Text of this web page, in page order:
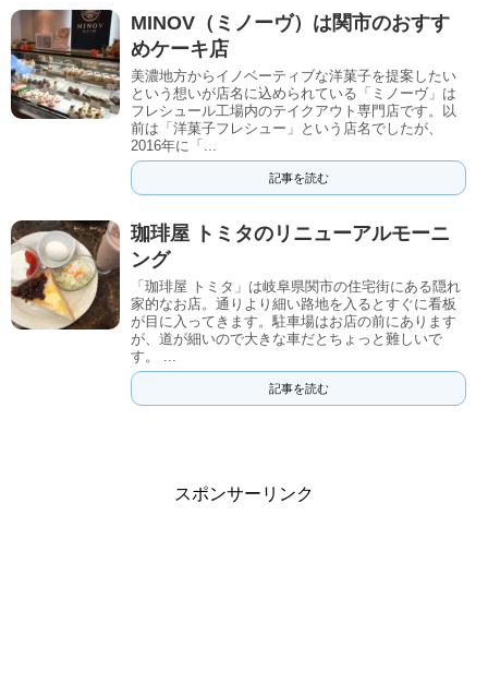
MINOV（ミノーヴ）は関市のおすす
めケーキ店
美濃地方からイノベーティブな洋菓子を提案したい
という想いが店名に込められている「ミノーヴ」は
フレシュール工場内のテイクアウト専門店です。以
前は「洋菓子フレシュー」という店名でしたが、
2016年に「...
記事を読む
珈琲屋 トミタのリニューアルモーニ
ング
「珈琲屋 トミタ」は岐阜県関市の住宅街にある隠れ
家的なお店。通りより細い路地を入るとすぐに看板
が目に入ってきます。駐車場はお店の前にあります
が、道が細いので大きな車だとちょっと難しいで
す。 ...
記事を読む
スポンサーリンク